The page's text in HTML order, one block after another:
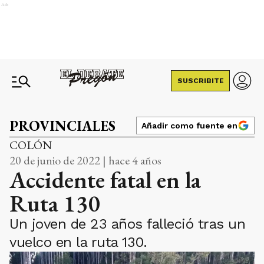
Ads
SUSCRIBITE
PROVINCIALES Añadir como fuente en
COLÓN
20 de junio de 2022 | hace 4 años
Accidente fatal en la
Ruta 130
Un joven de 23 años falleció tras un
vuelco en la ruta 130.